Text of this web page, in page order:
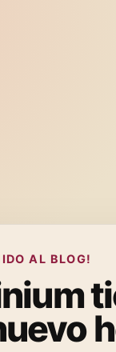
AL BLOG!